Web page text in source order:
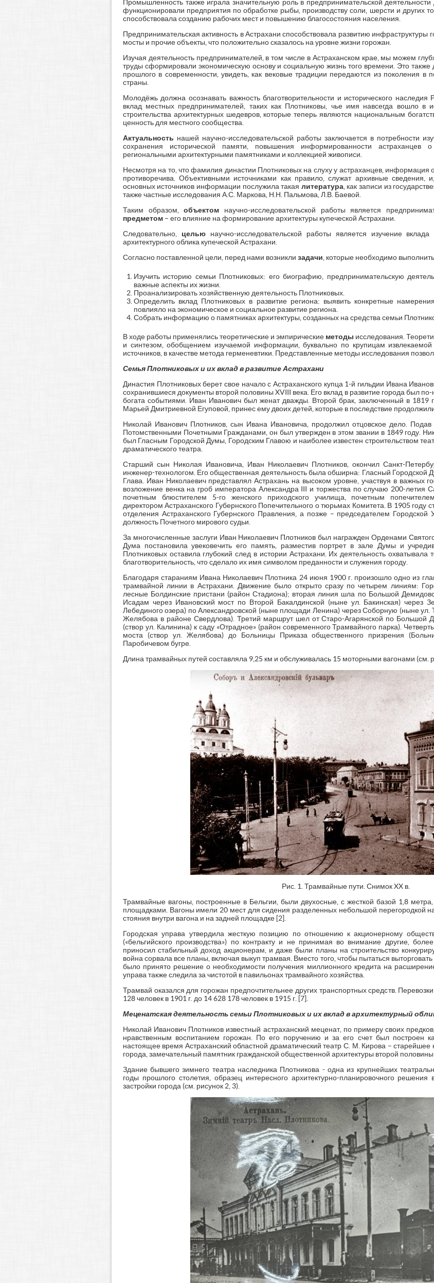
Промышленность также играла значительную роль в предпринимательской
функционировали предприятия по обработке рыбы, производству соли, шерсти и других
способствовала созданию рабочих мест и повышению благосостояния населения.
Предпринимательская активность в Астрахани способствовала развитию инфраструктуры
мосты и прочие объекты, что положительно сказалось на уровне жизни горожан.
Изучая деятельность предпринимателей, в том числе в Астраханском крае, мы можем
труды сформировали экономическую основу и социальную жизнь того времени. Это также
прошлого в современности, увидеть, как вековые традиции передаются из поколения в
страны.
Молодёжь должна осознавать важность благотворительности и исторического
вклад местных предпринимателей, таких как Плотниковы, чье имя навсегда вошло в
строительства архитектурных шедевров, которые теперь являются национальным
ценность для местного сообщества.
Актуальность нашей научно-исследовательской работы заключается в потребности
сохранения исторической памяти, повышения информированности астраханцев
региональными архитектурными памятниками и коллекцией живописи.
Несмотря на то, что фамилия династии Плотниковых на слуху у астраханцев, информация
противоречива. Объективными источниками как правило, служат архивные сведения,
основных источников информации послужила такая литература, как записи из
также частные исследования А.С. Маркова, Н.Н. Пальмова, Л.В. Баевой.
Таким образом,объектом научно-исследовательской работы является
предметом– его влияние на формирование архитектуры купеческой Астрахани.
Следовательно, цельюнаучно-исследовательской работы является изучение
архитектурного облика купеческой Астрахани.
Согласно поставленной цели, перед нами возникли задачи , которые необходимо
Изучить историю семьи Плотниковых: его биографию, предпринимательскую
важные аспекты их жизни.
Проанализировать хозяйственную деятельность Плотниковых.
Определить вклад Плотниковых в развитие региона: выявить конкретные
повлияло на экономическое и социальное развитие региона.
Собрать информацию о памятниках архитектуры, созданных на средства семьи
В ходе работы применялись теоретические и эмпирические методы исследования.
и синтезом, обобщением изучаемой информации, буквально по крупицам
источников, в качестве метода герменевтики. Представленные методы исследования
Семья Плотниковых и их вклад в развитие Астрахани
Династия Плотниковых берет свое начало с Астраханского купца 1-й гильдии Ивана
сохранившиеся документы второй половины XVIII века. Его вклад в развитие города был
богата событиями. Иван Иванович был женат дважды. Второй брак, заключенный в 1819
Марьей Дмитриевной Егуповой, принес ему двоих детей, которые в последствие
Николай Иванович Плотников, сын Ивана Ивановича, продолжил отцовское дело.
Потомственными Почетными Гражданами, он был утвержден в этом звании в 1849 году.
был Гласным Городской Думы, Городским Главою и наиболее известен строительством
драматического театра.
Старший сын Николая Ивановича, Иван Николаевич Плотников, окончил Санкт-
инженер-технологом. Его общественная деятельность была обширна: Гласный Городской
Глава. Иван Николаевич представлял Астрахань на высоком уровне, участвуя в важных
возложение венка на гроб императора Александра III и торжества по случаю 200-летия
почетным блюстителем 5-го женского приходского училища, почетным
директором Астраханского Губернского Попечительного о тюрьмах Комитета. В 1905
отделения Астраханского Губернского Правления, а позже – председателем
должность Почетного мирового судьи.
За многочисленные заслуги Иван Николаевич Плотников был награжден Орденами
Дума постановила увековечить его память, разместив портрет в зале Думы и
Плотниковых оставила глубокий след в истории Астрахани. Их деятельность охватывала
благотворительность, что сделало их имя символом преданности и служения городу.
Благодаря стараниям Ивана Николаевич Плотника 24 июня 1900 г. произошло одно из
трамвайной линии в Астрахани. Движение было открыто сразу по четырем линиям:
лесные Болдинские пристани (район Стадиона); вторая линия шла по Большой
Исадам через Ивановский мост по Второй Бакалдинской (ныне ул. Бакинская) через
Лебединого озера) по Александровской (ныне площади Ленина) через Соборную (ныне ул.
Желябова в районе Свердлова). Третий маршрут шел от Старо-Агарянской по Большой
(створ ул. Калинина) к саду «Отрадное» (район современного Трамвайного парка).
моста (створ ул. Желябова) до Больницы Приказа общественного призрения
Паробичевом бугре.
Длина трамвайных путей составляла 9,25 км и обслуживалась 15 моторными вагонами (см.
Рис. 1. Трамвайные пути. Снимок XX в.
Трамвайные вагоны, построенные в Бельгии, были двухосные, с жесткой базой 1,8
площадками. Вагоны имели 20 мест для сидения разделенных небольшой перегородкой
стояния внутри вагона и на задней площадке [2].
Городская управа утвердила жесткую позицию по отношению к акционерному
(«бельгийского производства») по контракту и не принимая во внимание другие,
приносил стабильный доход акционерам, и даже были планы на строительство
война сорвала все планы, включая выкуп трамвая. Вместо того, чтобы пытаться
было принято решение о необходимости получения миллионного кредита на
управа также следила за чистотой в павильонах трамвайного хозяйства.
Трамвай оказался для горожан предпочтительнее других транспортных средств.
128 человек в 1901 г. до 14 628 178 человек в 1915 г. [7].
Меценатская деятельность семьи Плотниковых и их вклад в архитектурный
Николай Иванович Плотников известный астраханский меценат, по примеру своих
нравственным воспитанием горожан. По его поручению и за его счет был построен
настоящее время Астраханский областной драматический театр С. М. Кирова – старейшее
города, замечательный памятник гражданской общественной архитектуры второй половины
Здание бывшего зимнего театра наследника Плотникова - одна из крупнейших
годы прошлого столетия, образец интересного архитектурно-планировочного решения
застройки города (см. рисунок 2, 3).